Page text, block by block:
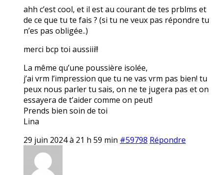
ahh c’est cool, et il est au courant de tes prblms et
de ce que tu te fais ? (si tu ne veux pas répondre tu
n’es pas obligée..)
merci bcp toi aussiii!!
La même qu’une poussière isolée,
j’ai vrm l’impression que tu ne vas vrm pas bien! tu
peux nous parler tu sais, on ne te jugera pas et on
essayera de t’aider comme on peut!
Prends bien soin de toi
Lina
29 juin 2024 à 21 h 59 min #59798 Répondre